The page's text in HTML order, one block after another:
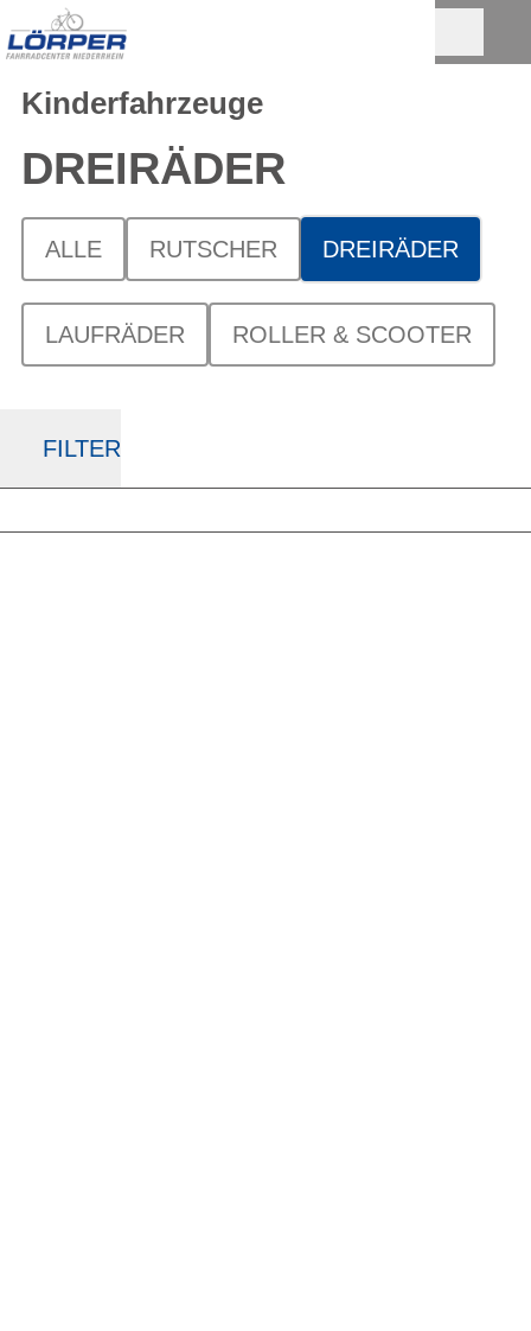
Kinderfahrzeuge
DREIRÄDER
ALLE RUTSCHER DREIRÄDER
LAUFRÄDER ROLLER & SCOOTER
FILTER